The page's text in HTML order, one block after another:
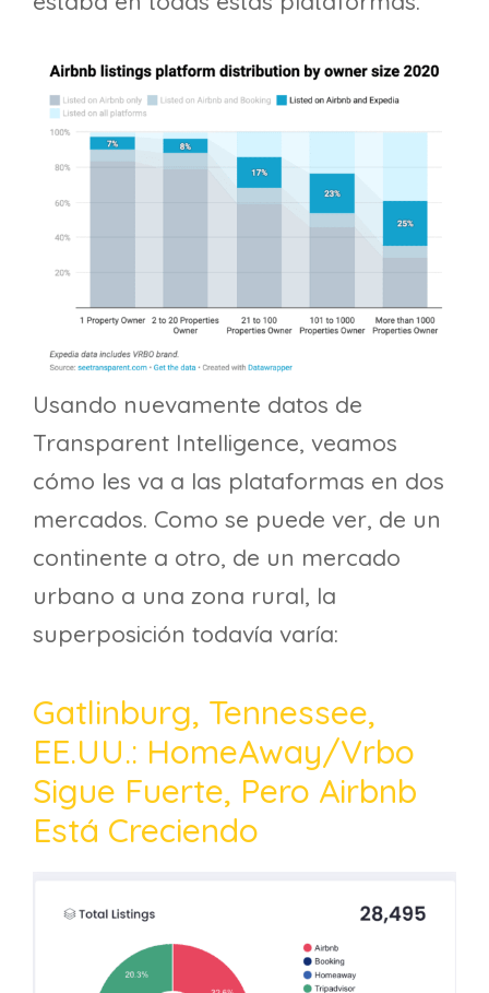
Usando nuevamente datos de
Transparent Intelligence, veamos
cómo les va a las plataformas en dos
mercados. Como se puede ver, de un
continente a otro, de un mercado
urbano a una zona rural, la
superposición todavía varía:
Gatlinburg, Tennessee,
EE.UU.: HomeAway/Vrbo
Sigue Fuerte, Pero Airbnb
Está Creciendo